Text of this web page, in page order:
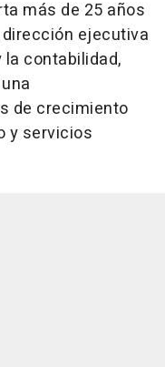
más de 25 años
ejecutiva
contabilidad,
de crecimiento
y servicios